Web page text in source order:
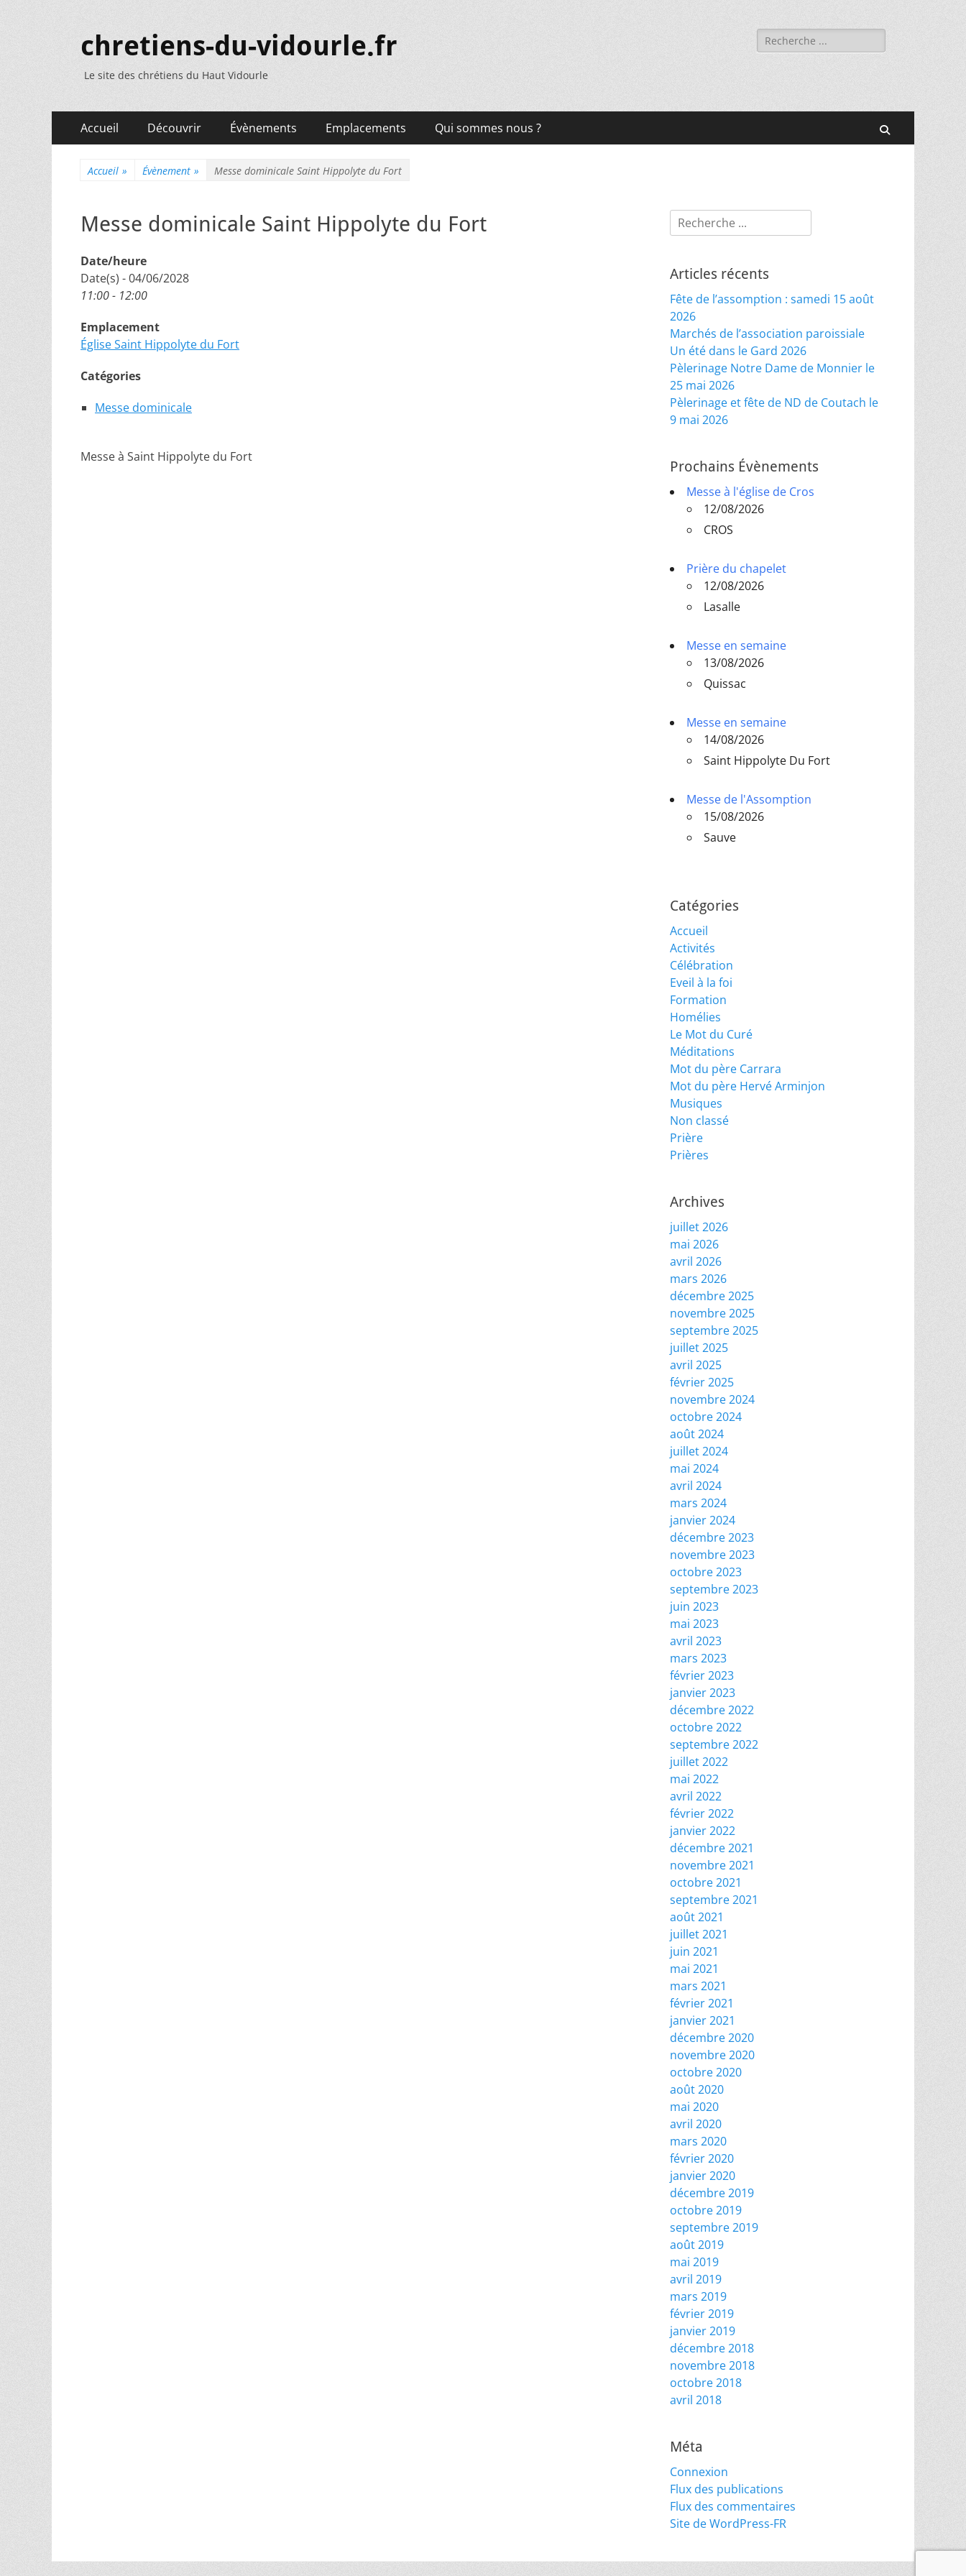
chretiens-du-vidourle.fr
Le site des chrétiens du Haut Vidourle
Rechercher :
Menu
principal
Accueil Découvrir Évènements Emplacements Qui sommes nous ?
Accueil » Évènement » Messe dominicale Saint Hippolyte du Fort
Messe dominicale Saint Hippolyte du Fort
Date/heure
Date(s) - 04/06/2028
11:00 - 12:00
Emplacement
Église Saint Hippolyte du Fort
Catégories
Messe dominicale
Messe à Saint Hippolyte du Fort
Rechercher :
Articles récents
Fête de l’assomption : samedi 15 août
2026
Marchés de l’association paroissiale
Un été dans le Gard 2026
Pèlerinage Notre Dame de Monnier le
25 mai 2026
Pèlerinage et fête de ND de Coutach le
9 mai 2026
Prochains Évènements
Messe à l'église de Cros
12/08/2026
CROS
Prière du chapelet
12/08/2026
Lasalle
Messe en semaine
13/08/2026
Quissac
Messe en semaine
14/08/2026
Saint Hippolyte Du Fort
Messe de l'Assomption
15/08/2026
Sauve
Catégories
Accueil
Activités
Célébration
Eveil à la foi
Formation
Homélies
Le Mot du Curé
Méditations
Mot du père Carrara
Mot du père Hervé Arminjon
Musiques
Non classé
Prière
Prières
Archives
juillet 2026
mai 2026
avril 2026
mars 2026
décembre 2025
novembre 2025
septembre 2025
juillet 2025
avril 2025
février 2025
novembre 2024
octobre 2024
août 2024
juillet 2024
mai 2024
avril 2024
mars 2024
janvier 2024
décembre 2023
novembre 2023
octobre 2023
septembre 2023
juin 2023
mai 2023
avril 2023
mars 2023
février 2023
janvier 2023
décembre 2022
octobre 2022
septembre 2022
juillet 2022
mai 2022
avril 2022
février 2022
janvier 2022
décembre 2021
novembre 2021
octobre 2021
septembre 2021
août 2021
juillet 2021
juin 2021
mai 2021
mars 2021
février 2021
janvier 2021
décembre 2020
novembre 2020
octobre 2020
août 2020
mai 2020
avril 2020
mars 2020
février 2020
janvier 2020
décembre 2019
octobre 2019
septembre 2019
août 2019
mai 2019
avril 2019
mars 2019
février 2019
janvier 2019
décembre 2018
novembre 2018
octobre 2018
avril 2018
Méta
Connexion
Flux des publications
Flux des commentaires
Site de WordPress-FR